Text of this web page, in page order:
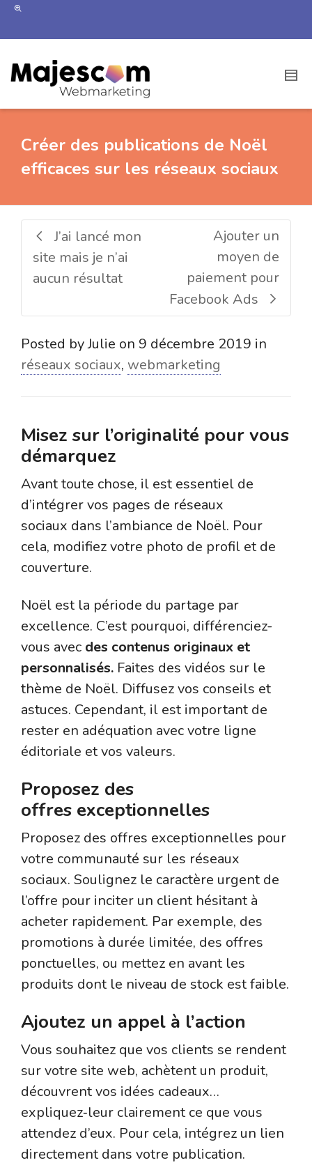
Créer des publications de Noël
efficaces sur les réseaux sociaux
J’ai lancé mon
site mais je n’ai
aucun résultat
Ajouter un
moyen de
paiement pour
Facebook Ads
Posted byJulie on 9 décembre 2019 in
réseaux sociaux, webmarketing
Misez sur l’originalité pour vous
démarquez
Avant toute chose, il est essentiel de
d’intégrer vos pages de réseaux
sociaux dans l’ambiance de Noël. Pour
cela, modifiez votre photo de profil et de
couverture.
Noël est la période du partage par
excellence. C’est pourquoi, différenciez-
vous avec des contenus originaux et
personnalisés. Faites des vidéos sur le
thème de Noël. Diffusez vos conseils et
astuces. Cependant, il est important de
rester en adéquation avec votre ligne
éditoriale et vos valeurs.
Proposez des
offres exceptionnelles
Proposez des offres exceptionnelles pour
votre communauté sur les réseaux
sociaux. Soulignez le caractère urgent de
l’offre pour inciter un client hésitant à
acheter rapidement. Par exemple, des
promotions à durée limitée, des offres
ponctuelles, ou mettez en avant les
produits dont le niveau de stock est faible.
Ajoutez un appel à l’action
Vous souhaitez que vos clients se rendent
sur votre site web, achètent un produit,
découvrent vos idées cadeaux…
expliquez‑leur clairement ce que vous
attendez d’eux. Pour cela, intégrez un lien
directement dans votre publication.